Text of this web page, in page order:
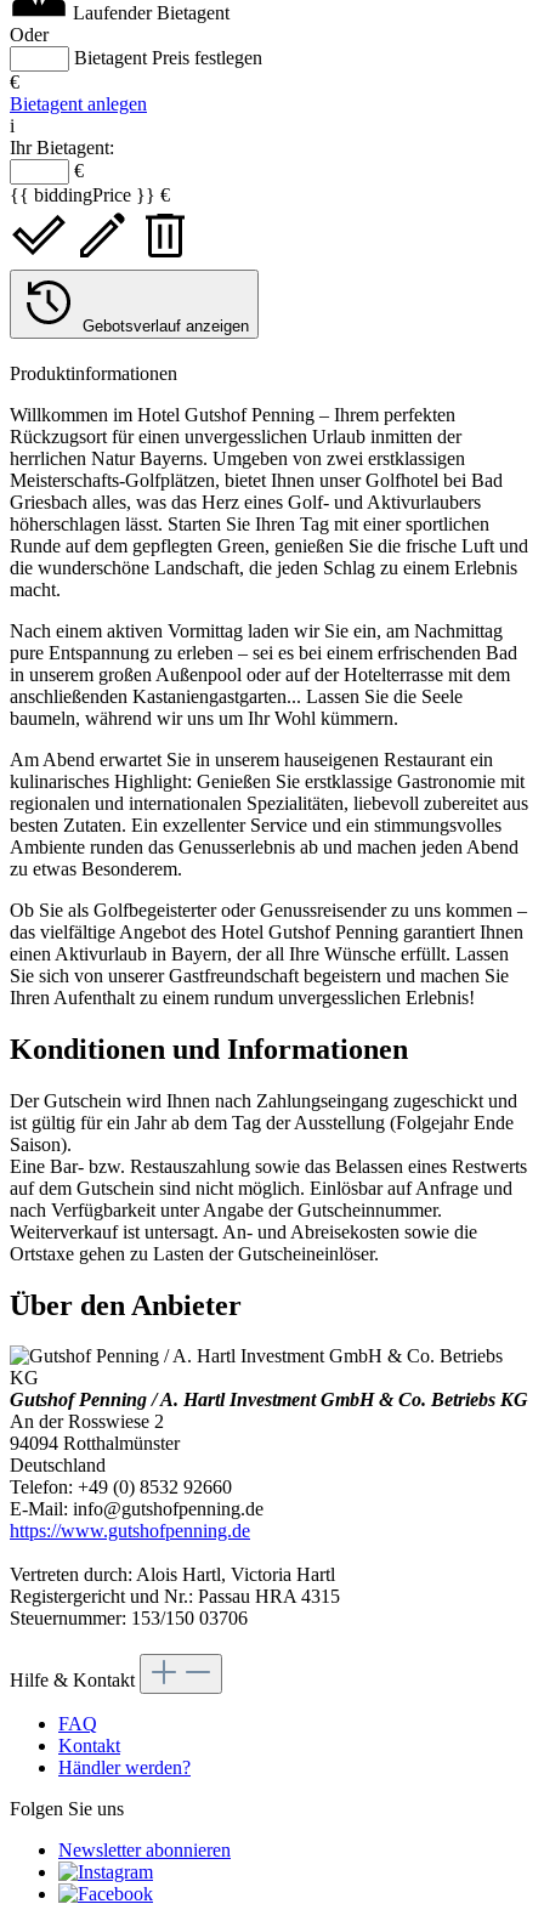
Laufender Bietagent
Oder
Bietagent Preis festlegen
€
Bietagent anlegen
i
Ihr Bietagent:
€
{{ biddingPrice }} €
Gebotsverlauf anzeigen
Produktinformationen
Willkommen im Hotel Gutshof Penning – Ihrem perfekten
Rückzugsort für einen unvergesslichen Urlaub inmitten der
herrlichen Natur Bayerns. Umgeben von zwei erstklassigen
Meisterschafts-Golfplätzen, bietet Ihnen unser Golfhotel bei Bad
Griesbach alles, was das Herz eines Golf- und Aktivurlaubers
höherschlagen lässt. Starten Sie Ihren Tag mit einer sportlichen
Runde auf dem gepflegten Green, genießen Sie die frische Luft und
die wunderschöne Landschaft, die jeden Schlag zu einem Erlebnis
macht.
Nach einem aktiven Vormittag laden wir Sie ein, am Nachmittag
pure Entspannung zu erleben – sei es bei einem erfrischenden Bad
in unserem großen Außenpool oder auf der Hotelterrasse mit dem
anschließenden Kastaniengastgarten... Lassen Sie die Seele
baumeln, während wir uns um Ihr Wohl kümmern.
Am Abend erwartet Sie in unserem hauseigenen Restaurant ein
kulinarisches Highlight: Genießen Sie erstklassige Gastronomie mit
regionalen und internationalen Spezialitäten, liebevoll zubereitet aus
besten Zutaten. Ein exzellenter Service und ein stimmungsvolles
Ambiente runden das Genusserlebnis ab und machen jeden Abend
zu etwas Besonderem.
Ob Sie als Golfbegeisterter oder Genussreisender zu uns kommen –
das vielfältige Angebot des Hotel Gutshof Penning garantiert Ihnen
einen Aktivurlaub in Bayern, der all Ihre Wünsche erfüllt. Lassen
Sie sich von unserer Gastfreundschaft begeistern und machen Sie
Ihren Aufenthalt zu einem rundum unvergesslichen Erlebnis!
Konditionen und Informationen
Der Gutschein wird Ihnen nach Zahlungseingang zugeschickt und
ist gültig für ein Jahr ab dem Tag der Ausstellung (Folgejahr Ende
Saison).
Eine Bar- bzw. Restauszahlung sowie das Belassen eines Restwerts
auf dem Gutschein sind nicht möglich. Einlösbar auf Anfrage und
nach Verfügbarkeit unter Angabe der Gutscheinnummer.
Weiterverkauf ist untersagt. An- und Abreisekosten sowie die
Ortstaxe gehen zu Lasten der Gutscheineinlöser.
Über den Anbieter
Gutshof Penning / A. Hartl Investment GmbH & Co. Betriebs KG
An der Rosswiese 2
94094 Rotthalmünster
Deutschland
Telefon: +49 (0) 8532 92660
E-Mail: info@gutshofpenning.de
https://www.gutshofpenning.de
Vertreten durch: Alois Hartl, Victoria Hartl
Registergericht und Nr.: Passau HRA 4315
Steuernummer: 153/150 03706
Hilfe & Kontakt
FAQ
Kontakt
Händler werden?
Folgen Sie uns
Newsletter abonnieren